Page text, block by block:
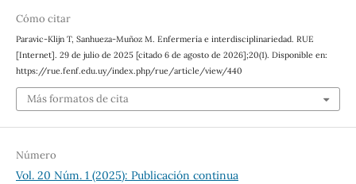
Cómo citar
Paravic-Klijn T, Sanhueza-Muñoz M. Enfermería e interdisciplinariedad. RUE
[Internet]. 29 de julio de 2025 [citado 6 de agosto de 2026];20(1). Disponible en:
https://rue.fenf.edu.uy/index.php/rue/article/view/440
Más formatos de cita
Número
Vol. 20 Núm. 1 (2025): Publicación continua